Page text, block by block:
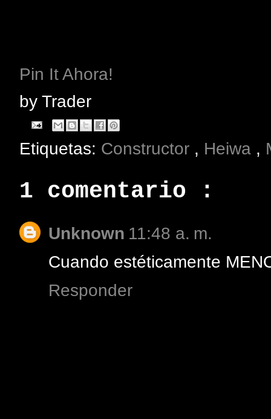
Pin It Ahora!
by Trader
Etiquetas: Constructor , Heiwa ,
1 comentario :
Unknown 11:48 a. m.
Cuando estéticamente
Responder